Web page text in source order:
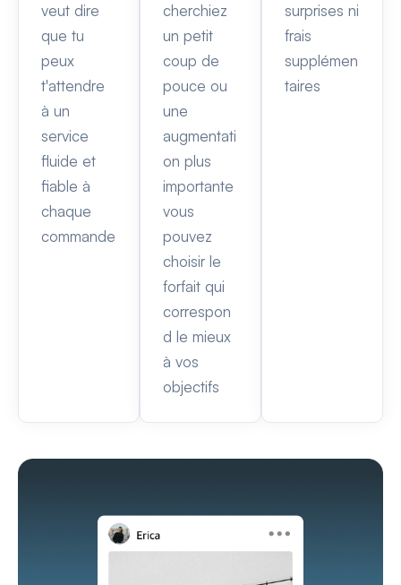
veut dire
que tu
peux
t'attendre
à un
service
fluide et
fiable à
chaque
commande
cherchiez
un petit
coup de
pouce ou
une
augmentati
on plus
importante
vous
pouvez
choisir le
forfait qui
correspon
d le mieux
à vos
objectifs
surprises ni
frais
supplémen
taires